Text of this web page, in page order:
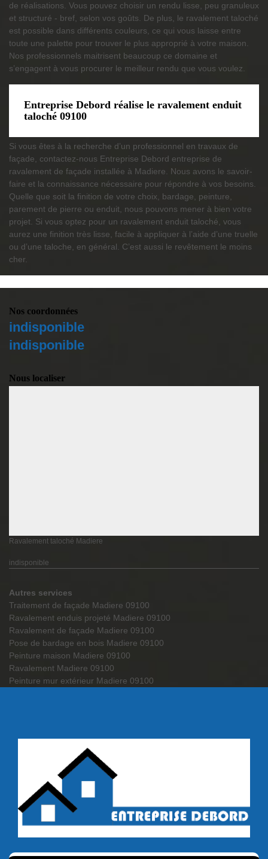
de réalisations. Vous pouvez choisir un rendu lisse, peu granuleux
et structuré - bref, selon vos goûts. De plus, le ravalement taloché
est possible dans différents couleurs, ce qui vous laisse entre
toute une palette pour trouver le plus approprié à votre maison.
Nos professionnels maitrisent beaucoup ce domaine et
s’engagent à vous procurer le meilleur rendu que vous voulez.
Entreprise Debord réalise le ravalement enduit
taloché 09100
Si vous êtes à la recherche d’un professionnel en travaux de
façade, contactez-nous Entreprise Debord entreprise de
ravalement de façade installée à Madiere. Nous avons le savoir-
faire et la connaissance nécessaire pour répondre à vos besoins.
Quelle que soit la finition de votre choix, bardage, peinture,
parement de pierre ou enduit, nous pouvons mener à bien votre
projet. Si vous optez pour un ravalement enduit taloché, vous
aurez une finition très lisse, facile à appliquer à l’aide d’une truelle
ou d’une taloche, en général. C’est aussi le revêtement le moins
cher.
Nos coordonnées
indisponible
indisponible
Nous localiser
Ravalement taloché Madiere
indisponible
Autres services
Traitement de façade Madiere 09100
Ravalement enduis projeté Madiere 09100
Ravalement de façade Madiere 09100
Pose de bardage en bois Madiere 09100
Peinture maison Madiere 09100
Ravalement Madiere 09100
Peinture mur extérieur Madiere 09100